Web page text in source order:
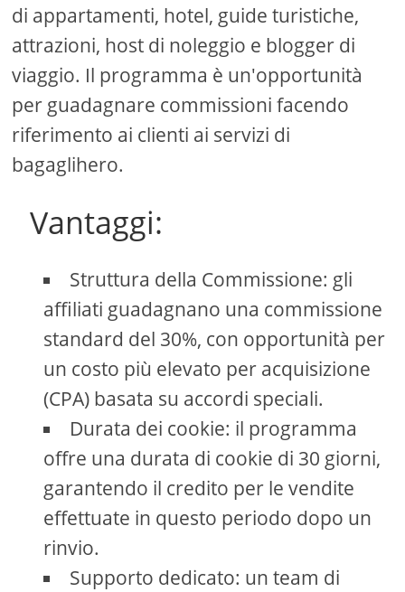
di appartamenti, hotel, guide turistiche,
attrazioni, host di noleggio e blogger di
viaggio. Il programma è un'opportunità
per guadagnare commissioni facendo
riferimento ai clienti ai servizi di
bagaglihero.
Vantaggi:
Struttura della Commissione: gli
affiliati guadagnano una commissione
standard del 30%, con opportunità per
un costo più elevato per acquisizione
(CPA) basata su accordi speciali.
Durata dei cookie: il programma
offre una durata di cookie di 30 giorni,
garantendo il credito per le vendite
effettuate in questo periodo dopo un
rinvio.
Supporto dedicato: un team di